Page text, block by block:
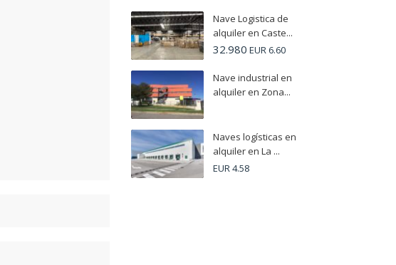
Nave Logistica de
alquiler en Caste...
32.980 EUR 6.60
Nave industrial en
alquiler en Zona...
Naves logísticas en
alquiler en La ...
EUR 4.58